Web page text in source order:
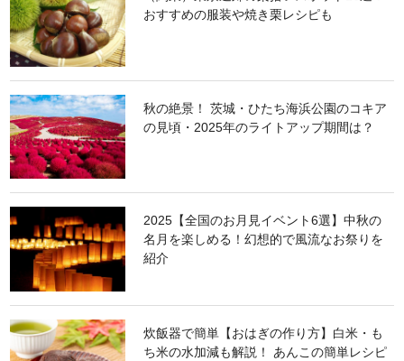
おすすめの服装や焼き栗レシピも
秋の絶景！ 茨城・ひたち海浜公園のコキア
の見頃・2025年のライトアップ期間は？
2025【全国のお月見イベント6選】中秋の
名月を楽しめる！幻想的で風流なお祭りを
紹介
炊飯器で簡単【おはぎの作り方】白米・も
ち米の水加減も解説！ あんこの簡単レシピ